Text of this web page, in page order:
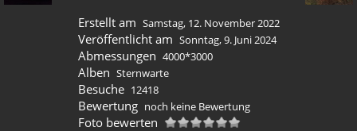
Erstellt am Samstag, 12. November 2022
Veröffentlicht am Sonntag, 9. Juni 2024
Abmessungen 4000*3000
Alben Sternwarte
Besuche 12418
Bewertung noch keine Bewertung
Foto bewerten